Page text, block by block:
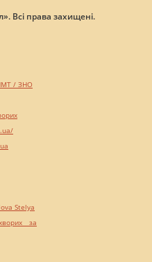
Всі права захищені.
/ ЗНО
Stelya
за